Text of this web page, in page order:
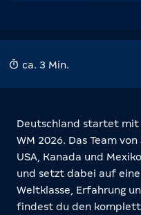
ca. 3 Min.
Deutschland startet mit
WM 2026. Das Team
USA, Kanada und
und setzt dabei auf
Weltklasse, Erfahrung
findest du den